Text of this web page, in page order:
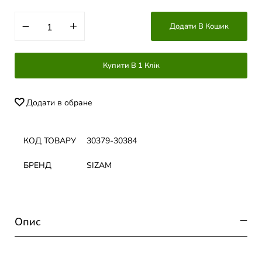
Додати В Кошик
Купити В 1 Клік
Додати в обране
КОД ТОВАРУ 30379-30384
БРЕНД SIZAM
Опис